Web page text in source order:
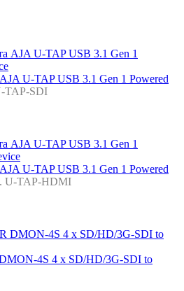
U-TAP USB 3.1 Gen 1 Powered
TAP-SDI
U-TAP USB 3.1 Gen 1 Powered
U-TAP-HDMI
4S 4 x SD/HD/3G-SDI to